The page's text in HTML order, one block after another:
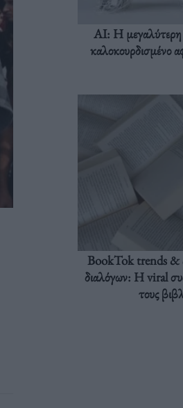
AI: Η μεγαλύτερη
καλοκουρδισμένο
BookTok trends &
διαλόγων: Η viral
τους